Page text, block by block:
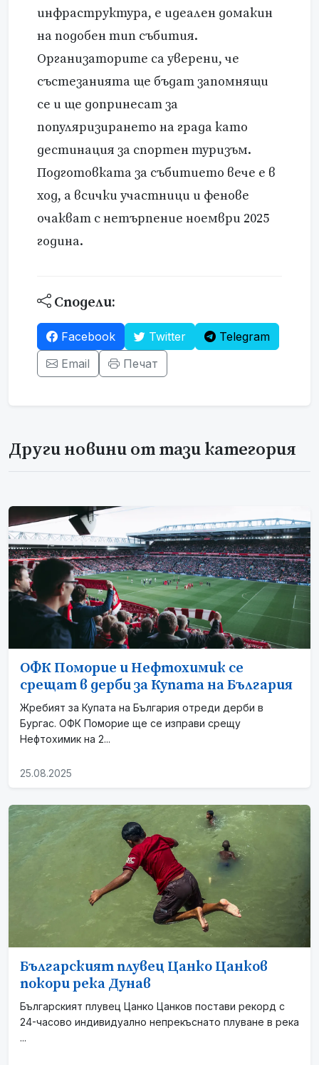
инфраструктура, е идеален домакин
на подобен тип събития.
Организаторите са уверени, че
състезанията ще бъдат запомнящи
се и ще допринесат за
популяризирането на града като
дестинация за спортен туризъм.
Подготовката за събитието вече е в
ход, а всички участници и фенове
очакват с нетърпение ноември 2025
година.
Сподели:
Facebook Twitter
Telegram
Email
Печат
Други новини от тази категория
ОФК Поморие и Нефтохимик се
срещат в дерби за Купата на България
Жребият за Купата на България отреди дерби в
Бургас. ОФК Поморие ще се изправи срещу
Нефтохимик на 2...
25.08.2025
Българският плувец Цанко Цанков
покори река Дунав
Българският плувец Цанко Цанков постави рекорд с
24-часово индивидуално непрекъснато плуване в река
...